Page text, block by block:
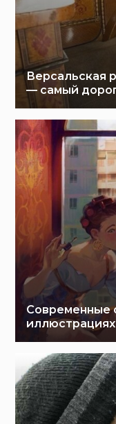
Версальская
— самый
Современные